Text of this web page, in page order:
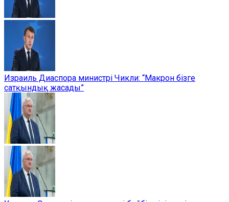
Израиль Диаспора министрі Чикли: “Макрон бізге
сатқындық жасады”